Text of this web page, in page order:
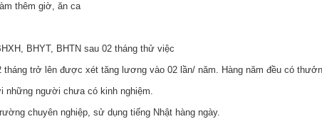
thêm giờ, ăn ca
BHYT, BHTN sau 02 tháng thử việc
tháng trở lên được xét tăng lương vào 02 lần/ năm. Hàng năm đều có
những người chưa có kinh nghiệm.
chuyên nghiệp, sử dụng tiếng Nhật hàng ngày.